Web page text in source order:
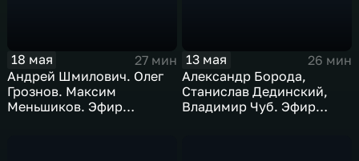
18 мая
27 мин
Андрей Шмилович. Олег
Грознов. Максим
Меньшиков. Эфир
13 мая
26 мин
Александр Борода,
Станислав Дединский,
Владимир Чуб. Эфир